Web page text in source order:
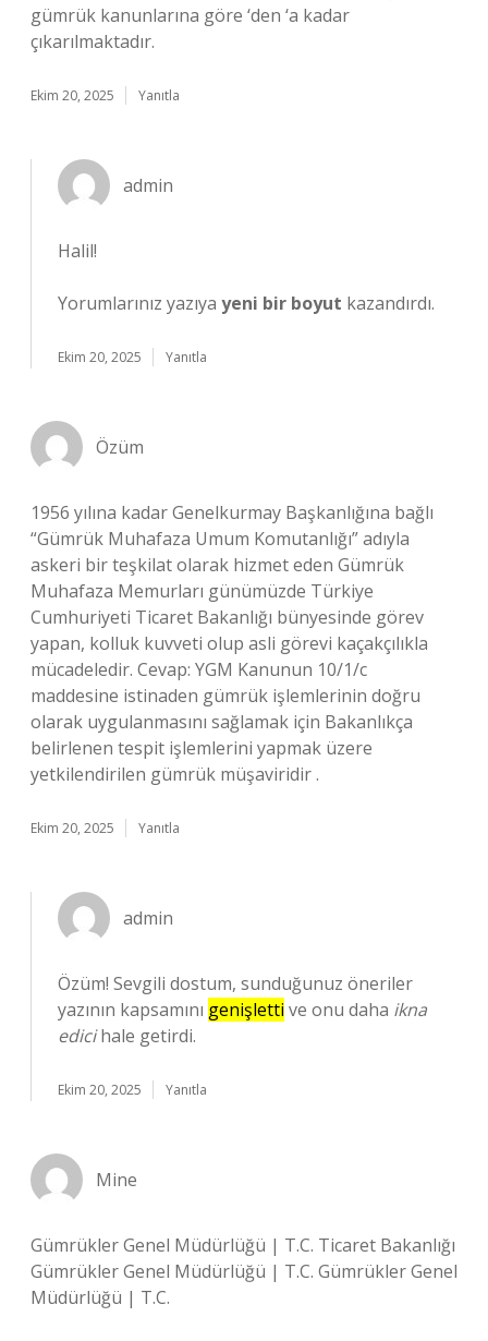
gümrük kanunlarına göre ‘den ‘a kadar
çıkarılmaktadır.
Ekim 20, 2025 Yanıtla
admin
Halil!
Yorumlarınız yazıya yeni bir boyut kazandırdı.
Ekim 20, 2025 Yanıtla
Özüm
1956 yılına kadar Genelkurmay Başkanlığına bağlı
“Gümrük Muhafaza Umum Komutanlığı” adıyla
askeri bir teşkilat olarak hizmet eden Gümrük
Muhafaza Memurları günümüzde Türkiye
Cumhuriyeti Ticaret Bakanlığı bünyesinde görev
yapan, kolluk kuvveti olup asli görevi kaçakçılıkla
mücadeledir. Cevap: YGM Kanunun 10/1/c
maddesine istinaden gümrük işlemlerinin doğru
olarak uygulanmasını sağlamak için Bakanlıkça
belirlenen tespit işlemlerini yapmak üzere
yetkilendirilen gümrük müşaviridir .
Ekim 20, 2025 Yanıtla
admin
Özüm! Sevgili dostum, sunduğunuz öneriler
yazının kapsamını genişletti ve onu daha ikna
edicihale getirdi.
Ekim 20, 2025 Yanıtla
Mine
Gümrükler Genel Müdürlüğü | T.C. Ticaret Bakanlığı
Gümrükler Genel Müdürlüğü | T.C. Gümrükler Genel
Müdürlüğü | T.C.